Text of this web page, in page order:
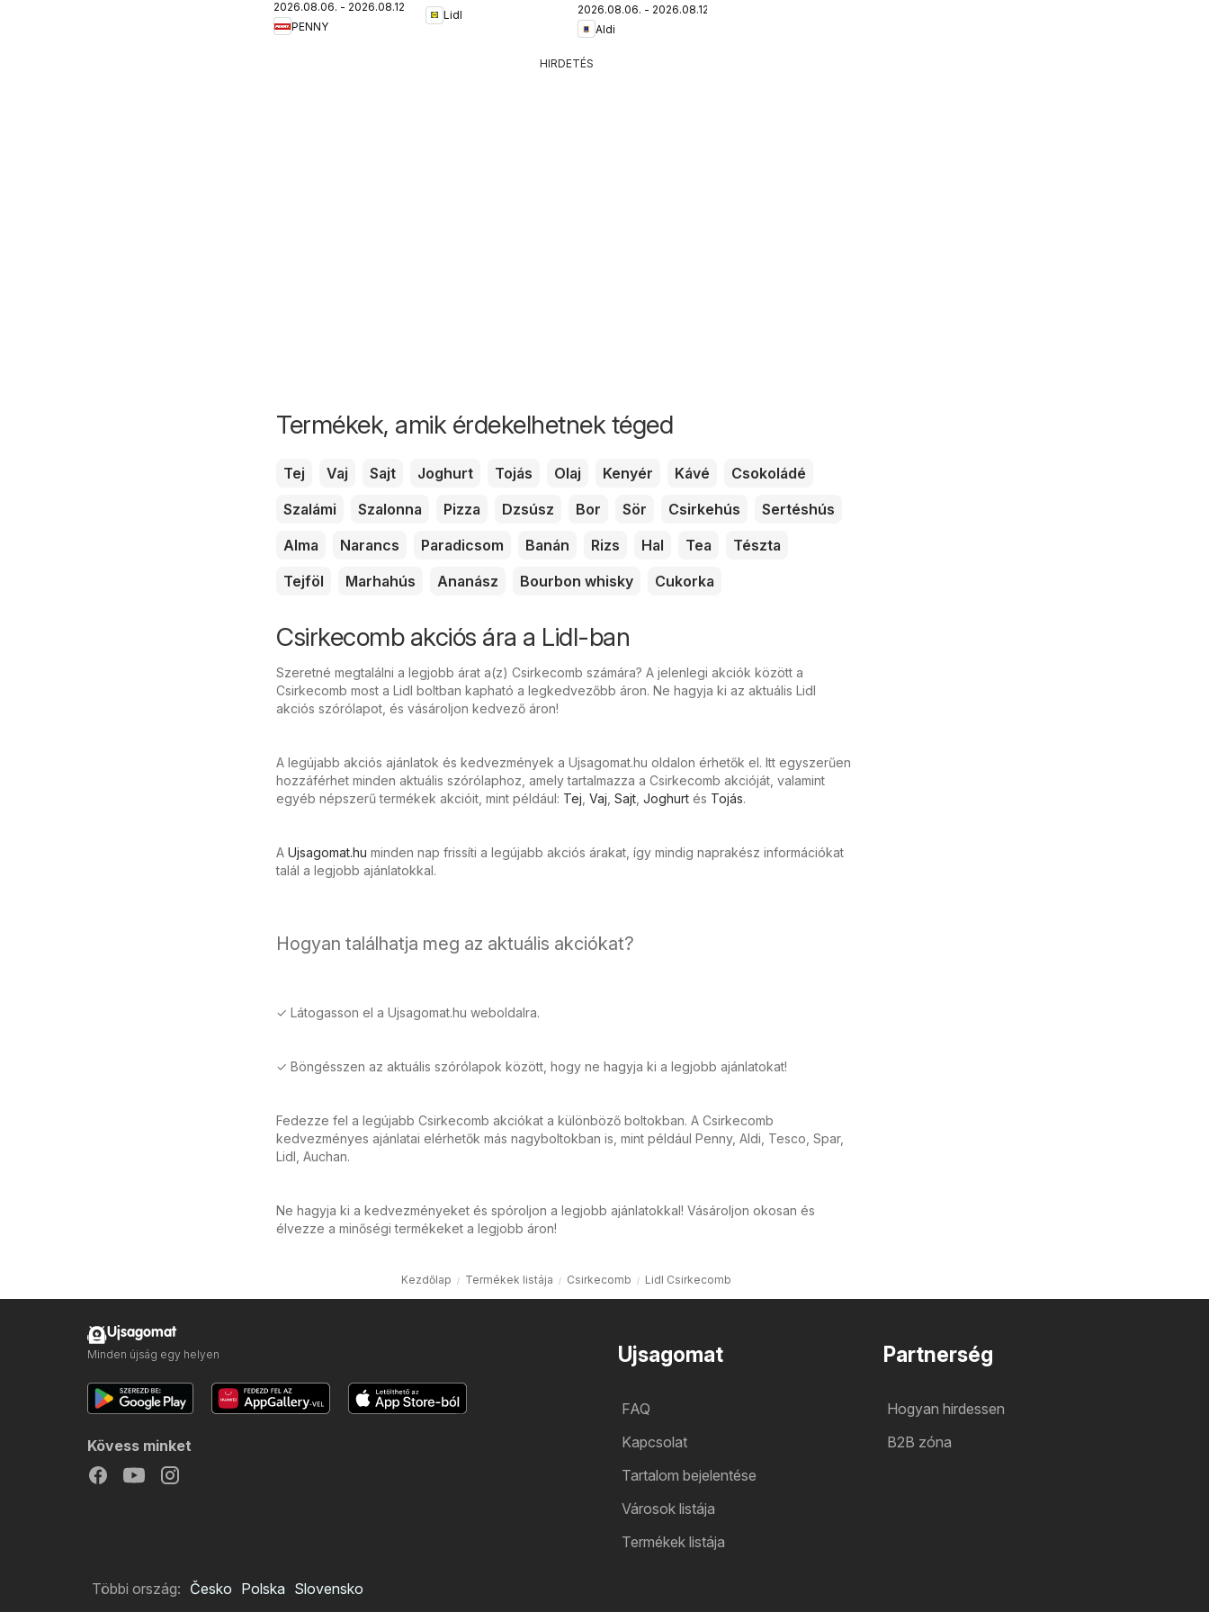
újság
2026.08.06. - 2026.08.12.
PENNY
Lidl
2026.08.06. - 2026.08.12.
Aldi
HIRDETÉS
Termékek, amik érdekelhetnek téged
Tej Vaj Sajt Joghurt Tojás Olaj Kenyér Kávé
Csokoládé
Szalámi
Szalonna Pizza Dzsúsz Bor Sör Csirkehús
Sertéshús
Alma
Narancs Paradicsom Banán Rizs Hal Tea
Tészta
Tejföl
Marhahús Ananász Bourbon whisky Cukorka
Csirkecomb akciós ára a Lidl-ban
Szeretné megtalálni a legjobb árat a(z) Csirkecomb számára? A jelenlegi akciók között a
Csirkecomb most a Lidl boltban kapható a legkedvezőbb áron. Ne hagyja ki az aktuális Lidl
akciós szórólapot, és vásároljon kedvező áron!
A legújabb akciós ajánlatok és kedvezmények a Ujsagomat.hu oldalon érhetők el. Itt egyszerűen
hozzáférhet minden aktuális szórólaphoz, amely tartalmazza a Csirkecomb akcióját, valamint
egyéb népszerű termékek akcióit, mint például: Tej Vaj Sajt Joghurt és Tojás.
A Ujsagomat.hu minden nap frissíti a legújabb akciós árakat, így mindig naprakész információkat
talál a legjobb ajánlatokkal.
Hogyan találhatja meg az aktuális akciókat?
✓ Látogasson el a Ujsagomat.hu weboldalra.
✓ Böngésszen az aktuális szórólapok között, hogy ne hagyja ki a legjobb ajánlatokat!
Fedezze fel a legújabb Csirkecomb akciókat a különböző boltokban. A Csirkecomb
kedvezményes ajánlatai elérhetők más nagyboltokban is, mint például Penny, Aldi, Tesco, Spar,
Lidl, Auchan.
Ne hagyja ki a kedvezményeket és spóroljon a legjobb ajánlatokkal! Vásároljon okosan és
élvezze a minőségi termékeket a legjobb áron!
Kezdőlap Termékek listája Csirkecomb Lidl Csirkecomb
Ujsagomat
FAQ
Kapcsolat
Tartalom bejelentése
Városok listája
Termékek listája
Partnerség
Hogyan hirdessen
B2B zóna
Ujsagomat
Minden újság egy helyen
Kövess minket
Többi ország: Česko Polska Slovensko